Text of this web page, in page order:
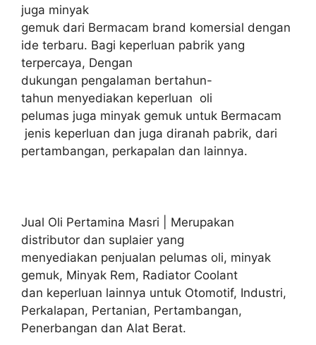
juga minyak
gemuk dari Bermacam brand komersial dengan
ide terbaru. Bagi keperluan pabrik yang
terpercaya, Dengan
dukungan pengalaman bertahun-
tahun menyediakan keperluan oli
pelumas juga minyak gemuk untuk Bermacam
jenis keperluan dan juga diranah pabrik, dari
pertambangan, perkapalan dan lainnya.
Jual Oli Pertamina Masri | Merupakan
distributor dan suplaier yang
menyediakan penjualan pelumas oli, minyak
gemuk, Minyak Rem, Radiator Coolant
dan keperluan lainnya untuk Otomotif, Industri,
Perkalapan, Pertanian, Pertambangan,
Penerbangan dan Alat Berat.